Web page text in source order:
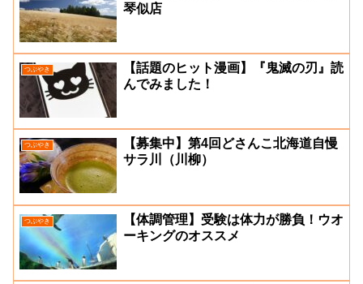
琴似店
つぶやき
【話題のヒット漫画】『鬼滅の刃』読
んでみました！
つぶやき
【募集中】第4回どさんこ北海道自慢
サラ川（川柳）
つぶやき
【体調管理】受験は体力が勝負！ウオ
ーキングのオススメ